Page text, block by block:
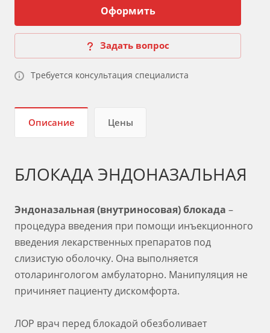
Оформить
Задать вопрос
Требуется консультация специалиста
Описание Цены
БЛОКАДА ЭНДОНАЗАЛЬНАЯ
Эндоназальная (внутриносовая) блокада –
процедура введения при помощи инъекционного
введения лекарственных препаратов под
слизистую оболочку. Она выполняется
отоларингологом амбулаторно. Манипуляция не
причиняет пациенту дискомфорта.
ЛОР врач перед блокадой обезболивает